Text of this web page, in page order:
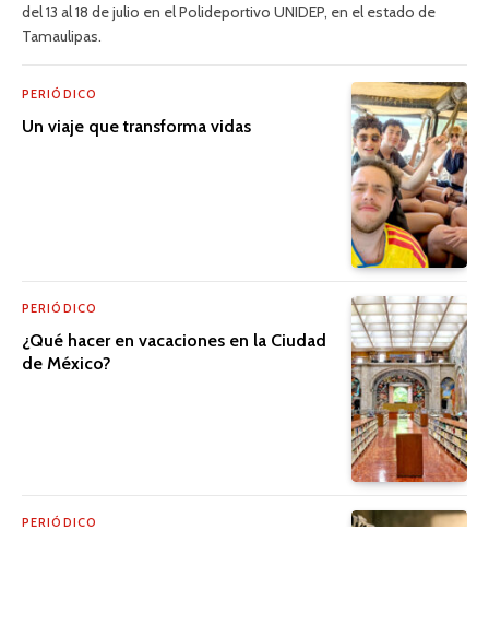
del 13 al 18 de julio en el Polideportivo UNIDEP, en el estado de
Tamaulipas.
PERIÓDICO
Un viaje que transforma vidas
PERIÓDICO
¿Qué hacer en vacaciones en la Ciudad
de México?
PERIÓDICO